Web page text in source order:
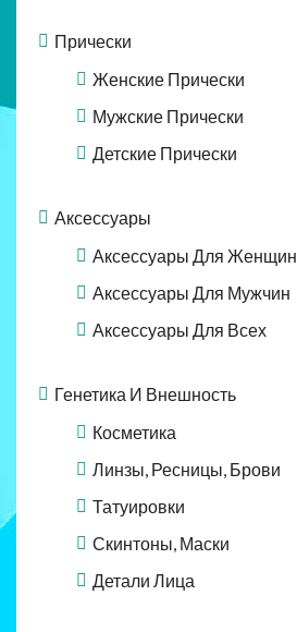
Прически
Женские Прически
Мужские Прически
Детские Прически
Аксессуары
Аксессуары Для Женщин
Аксессуары Для Мужчин
Аксессуары Для Всех
Генетика И Внешность
Косметика
Линзы, Ресницы, Брови
Татуировки
Скинтоны, Маски
Детали Лица